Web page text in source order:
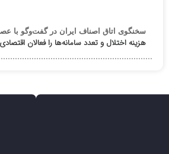
سخنگوی اتاق اصناف ایران در گفت‌وگو با
هزینه اختلال و تعدد سامانه‌ها را فعالان